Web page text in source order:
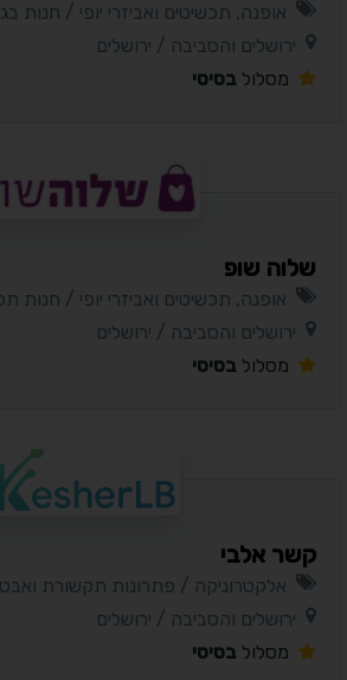
אופנה, תכשיטים ואביזרי יופי / חנות
ירושלים והסביבה / ירושלים
מסלול בסיסי
שלוה שופ
אופנה, תכשיטים ואביזרי יופי / חנות
ירושלים והסביבה / ירושלים
מסלול בסיסי
קשר אלבי
אלקטרוניקה / פתרונות תקשורת
ירושלים והסביבה / ירושלים
מסלול בסיסי